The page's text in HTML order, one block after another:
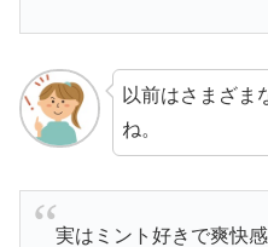
以前はさまざま
ね。
実はミント好きで爽快